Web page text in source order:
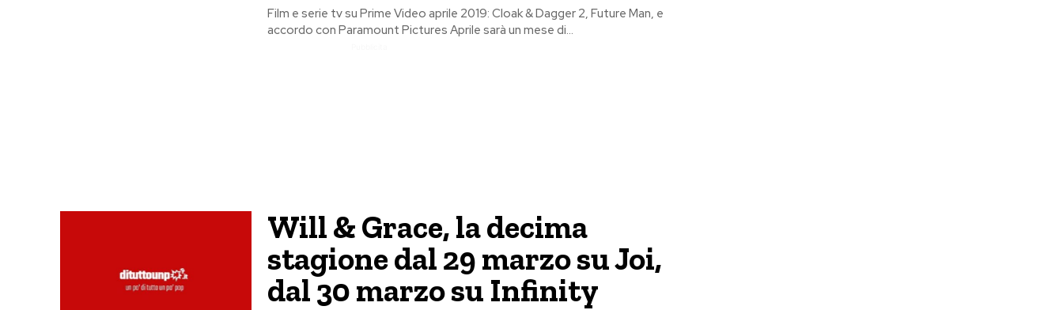
Film e serie tv su Prime Video aprile 2019: Cloak & Dagger 2, Future Man, e
accordo con Paramount Pictures Aprile sarà un mese di...
Will & Grace, la decima
stagione dal 29 marzo su Joi,
dal 30 marzo su Infinity